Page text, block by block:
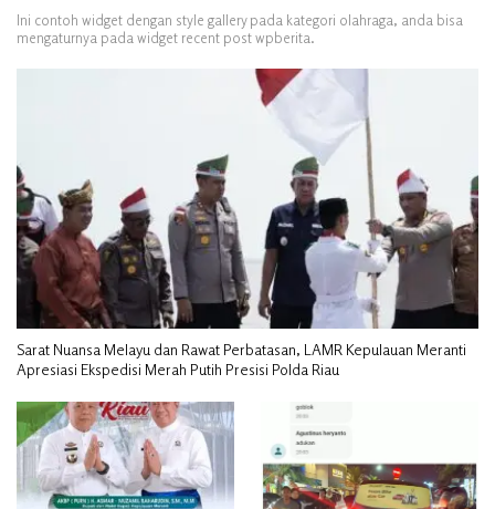
Ini contoh widget dengan style gallery pada kategori olahraga, anda bisa
mengaturnya pada widget recent post wpberita.
Sarat Nuansa Melayu dan Rawat Perbatasan, LAMR Kepulauan Meranti
Apresiasi Ekspedisi Merah Putih Presisi Polda Riau